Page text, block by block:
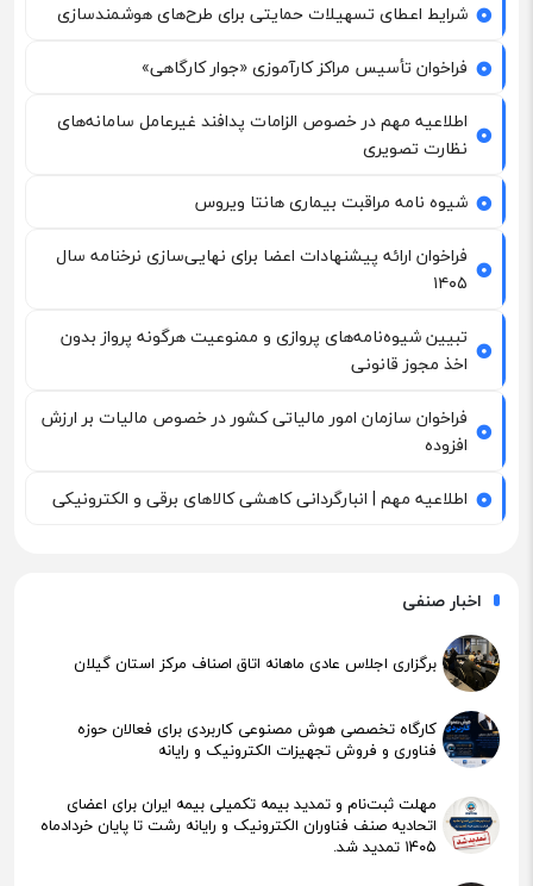
شرایط اعطای تسهیلات حمایتی برای طرح‌های هوشمندسازی
فراخوان تأسیس مراکز کارآموزی «جوار کارگاهی»
اطلاعیه مهم در خصوص الزامات پدافند غیرعامل سامانه‌های
نظارت تصویری
شیوه نامه مراقبت بیماری هانتا ویروس
فراخوان ارائه پیشنهادات اعضا برای نهایی‌سازی نرخنامه سال
۱۴۰۵
تبیین شیوه‌نامه‌های پروازی و ممنوعیت هرگونه پرواز بدون
اخذ مجوز قانونی
فراخوان سازمان امور مالیاتی کشور در خصوص مالیات بر ارزش
افزوده
اطلاعیه مهم | انبارگردانی کاهشی کالاهای برقی و الکترونیکی
اخبار صنفی
برگزاری اجلاس عادی ماهانه اتاق اصناف مرکز استان گیلان
کارگاه تخصصی هوش مصنوعی کاربردی برای فعالان حوزه
فناوری و فروش تجهیزات الکترونیک و رایانه
مهلت ثبت‌نام و تمدید بیمه تکمیلی بیمه ایران برای اعضای
اتحادیه صنف فناوران الکترونیک و رایانه رشت تا پایان خردادماه
۱۴۰۵ تمدید شد.